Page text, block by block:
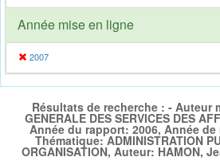
Année mise en ligne
2007
Résultats de recherche : - Auteur
GENERALE DES SERVICES DES
Année du rapport: 2006, Année
Thématique: ADMINISTRATION
ORGANISATION, Auteur: HAMON,